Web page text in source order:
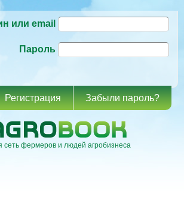
основному
или email
Пароль
Регистрация Забыли пароль?
сеть фермеров и людей агробизнеса